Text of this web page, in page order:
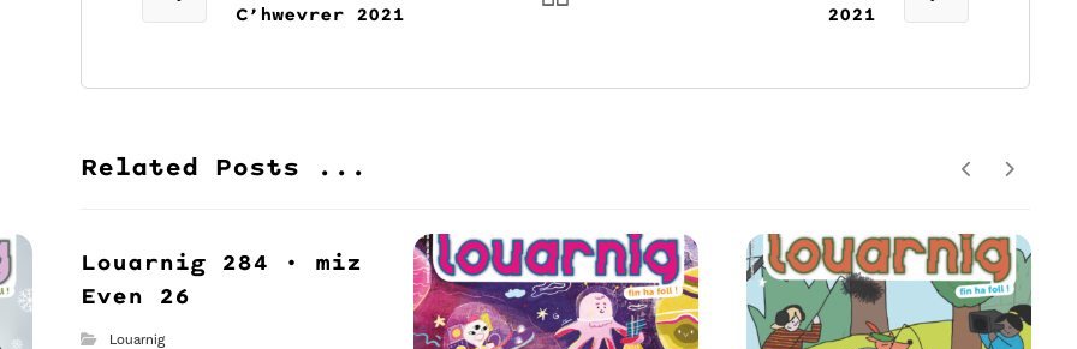
C’hwevrer 2021
2021
Related Posts ...
Louarnig 284 • miz
Even 26
Louarnig